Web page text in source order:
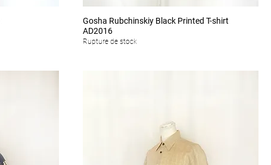
Aperçu rapide
Gosha Rubchinskiy Black Printed T-shirt
AD2016
Rupture de stock